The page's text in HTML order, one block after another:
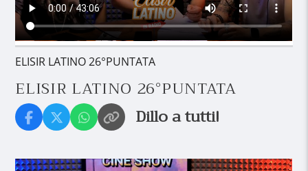
ELISIR LATINO 26°PUNTATA
ELISIR LATINO 26°PUNTATA
Dillo a tutti!